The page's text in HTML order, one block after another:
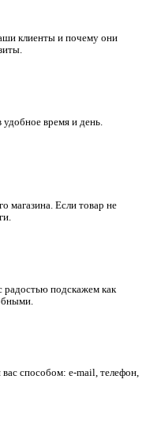
клиенты и почему они
время и день.
магазина. Если товар не
радостью подскажем как
способом: e-mail, телефон,